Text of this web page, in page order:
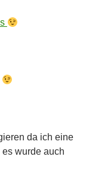
da ich eine
wurde auch